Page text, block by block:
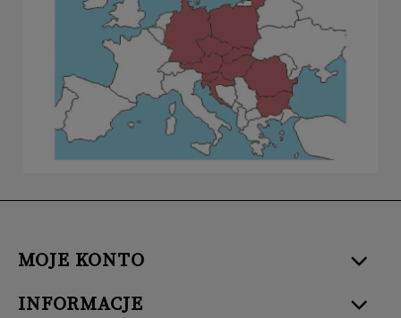
MOJE KONTO
INFORMACJE